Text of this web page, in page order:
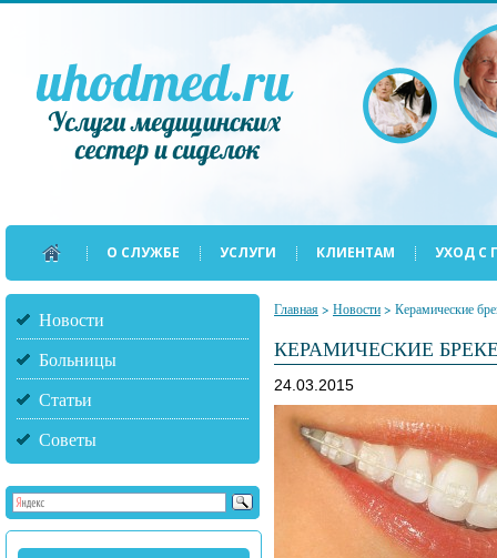
О СЛУЖБЕ УСЛУГИ КЛИЕНТАМ УХОД С
Новости
Больницы
Статьи
Советы
Главная> Новости> Керамические
КЕРАМИЧЕСКИЕ
24.03.2015